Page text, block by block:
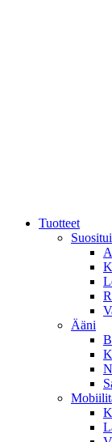
Tuotteet
Ääni